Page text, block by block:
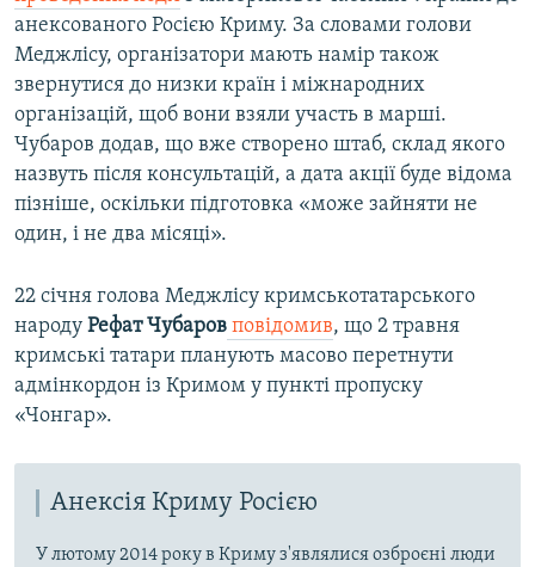
анексованого Росією Криму. За словами голови
Меджлісу, організатори мають намір також
звернутися до низки країн і міжнародних
організацій, щоб вони взяли участь в марші.
Чубаров додав, що вже створено штаб, склад якого
назвуть після консультацій, а дата акції буде відома
пізніше, оскільки підготовка «може зайняти не
один, і не два місяці».
22 січня голова Меджлісу кримськотатарського
народу Рефат Чубаров повідомив, що 2 травня
кримські татари планують масово перетнути
адмінкордон із Кримом у пункті пропуску
«Чонгар».
Анексія Криму Росією
У лютому 2014 року в Криму з'являлися озброєні люди